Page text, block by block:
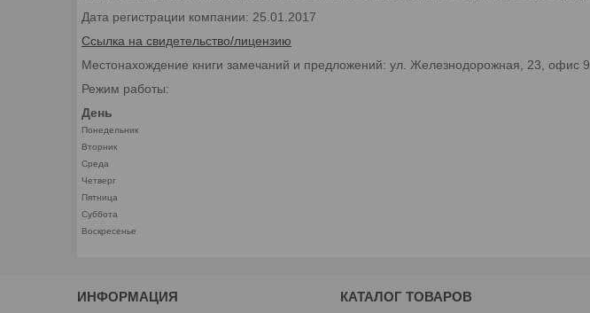
Дата регистрации компании: 25.01.2017
Ссылка на свидетельство/лицензию
Местонахождение книги замечаний и предложений: ул. Железнодорожная, 23, офис 9
Режим работы:
День
Понедельник
Вторник
Среда
Четверг
Пятница
Суббота
Воскресенье
ИНФОРМАЦИЯ КАТАЛОГ ТОВАРОВ